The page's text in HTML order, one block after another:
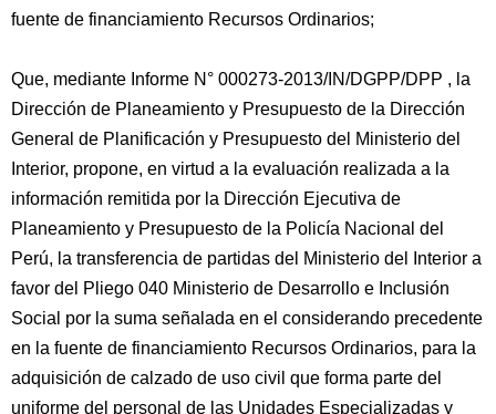
fuente de financiamiento Recursos Ordinarios;
Que, mediante Informe N° 000273-2013/IN/DGPP/DPP , la
Dirección de Planeamiento y Presupuesto de la Dirección
General de Planificación y Presupuesto del Ministerio del
Interior, propone, en virtud a la evaluación realizada a la
información remitida por la Dirección Ejecutiva de
Planeamiento y Presupuesto de la Policía Nacional del
Perú, la transferencia de partidas del Ministerio del Interior a
favor del Pliego 040 Ministerio de Desarrollo e Inclusión
Social por la suma señalada en el considerando precedente
en la fuente de financiamiento Recursos Ordinarios, para la
adquisición de calzado de uso civil que forma parte del
uniforme del personal de las Unidades Especializadas y